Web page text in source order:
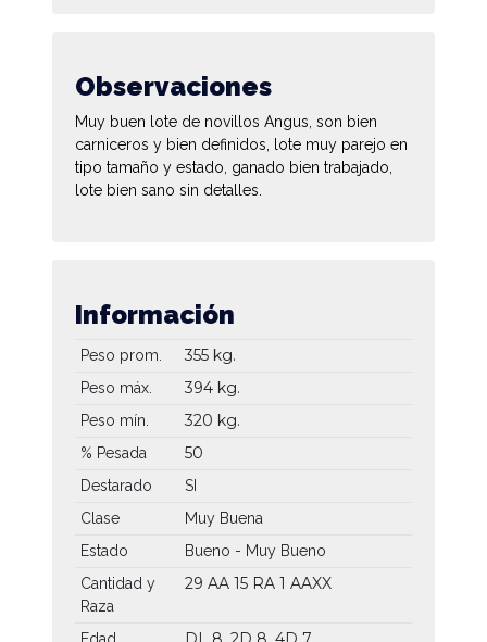
Observaciones
Muy buen lote de novillos Angus, son bien
carniceros y bien definidos, lote muy parejo en
tipo tamaño y estado, ganado bien trabajado,
lote bien sano sin detalles.
Información
Peso prom. 355 kg.
Peso máx. 394 kg.
Peso mín. 320 kg.
% Pesada 50
Destarado
SI
Clase
Muy Buena
Estado
Bueno - Muy Bueno
Cantidad y
Raza
29 AA 15 RA 1 AAXX